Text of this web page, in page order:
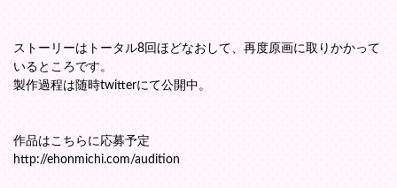
ストーリーはトータル8回ほどなおして、再度原画に取りかかって
いるところです。
製作過程は随時twitterにて公開中。
作品はこちらに応募予定
http://ehonmichi.com/audition